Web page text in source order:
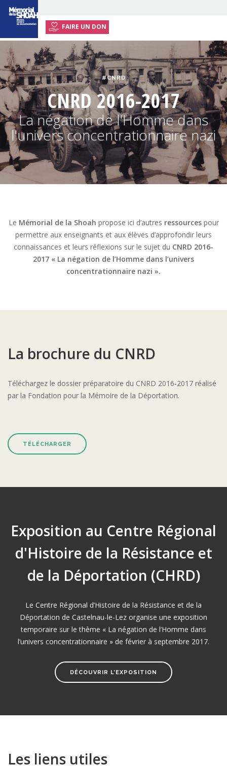
FAIRE UN DON
EXPOSITION ITINÉRANTE
ACTIVITÉS
RESSOURCES
ENSEIGNANTS
INFOS PRATIQUES
#CNRD
CNRD 2016-2017
La négation de l'Homme dans
l'univers concentrationnaire nazi
Le Mémorial de la Shoah propose ici d’autres ressourcespour
permettre aux enseignants et aux élèves d’approfondir leurs
connaissances et leurs réflexions sur le sujet du CNRD 2016-
2017 « La négation de l’Homme dans l’univers
concentrationnaire nazi ».
La brochure du CNRD
Téléchargez le dossier préparatoire du CNRD 2016-2017 réalisé
par la Fondation pour la Mémoire de la Déportation.
TÉLÉCHARGER
Exposition au Centre Régional
d'Histoire de la Résistance et
de la Déportation (CHRD)
Le Centre Régional d’Histoire de la Résistance et de la
Déportation de Castelnau-le-Lez organise une exposition
temporaire sur le thème « La négation de l’Homme dans
l’univers concentrationnaire » de février à septembre 2017.
DÉCOUVRIR L’EXPOSITION
Les liens utiles